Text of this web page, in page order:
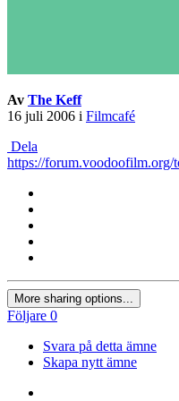
Av The Keff
16 juli 2006 i Filmcafé
Dela
https://forum.voodoofilm.org/
More sharing options...
Följare 0
Svara på detta ämne
Skapa nytt ämne